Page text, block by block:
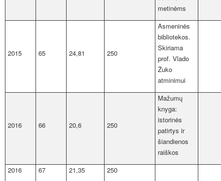
metinėms
2015 65 24,81 250
Asmeninės
bibliotekos.
Skiriama
prof. Vlado
Žuko
atminimui
2016 66 20,6 250
Mažumų
knyga:
istorinės
patirtys ir
šiandienos
raiškos
2016
67 21,35 250